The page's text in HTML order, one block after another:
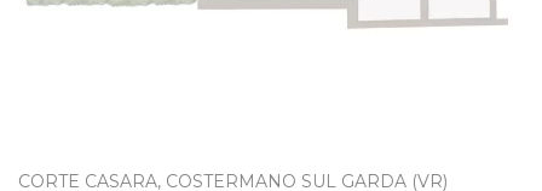
CORTE CASARA, COSTERMANO SUL GARDA (VR)